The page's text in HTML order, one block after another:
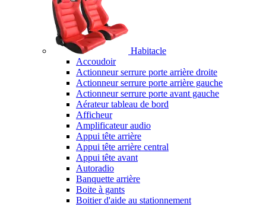
Habitacle
Accoudoir
Actionneur serrure porte arrière droite
Actionneur serrure porte arrière gauche
Actionneur serrure porte avant gauche
Aérateur tableau de bord
Afficheur
Amplificateur audio
Appui tête arrière
Appui tête arrière central
Appui tête avant
Autoradio
Banquette arrière
Boite à gants
Boitier d'aide au stationnement